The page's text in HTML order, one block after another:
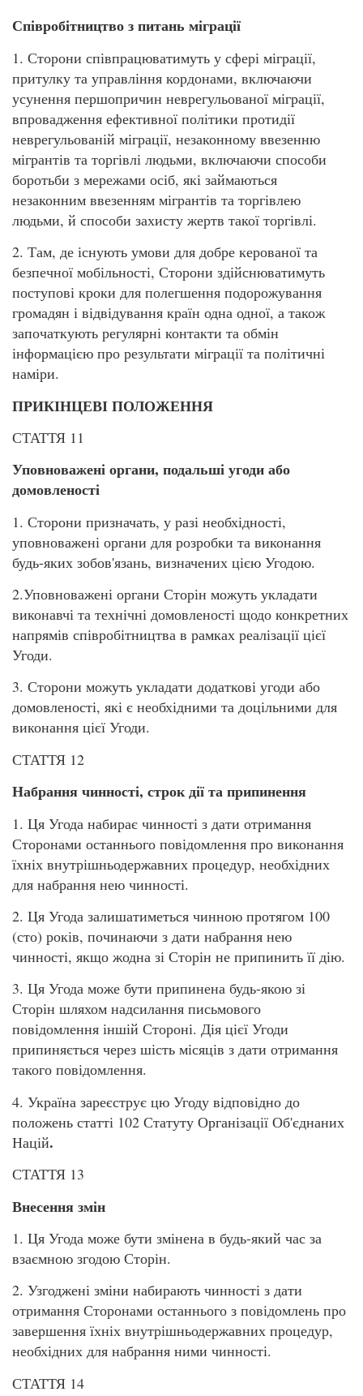
Співробітництво з питань міграції
1. Сторони співпрацюватимуть у сфері міграції,
притулку та управління кордонами, включаючи
усунення першопричин неврегульованої міграції,
впровадження ефективної політики протидії
неврегульованій міграції, незаконному ввезенню
мігрантів та торгівлі людьми, включаючи способи
боротьби з мережами осіб, які займаються
незаконним ввезенням мігрантів та торгівлею
людьми, й способи захисту жертв такої торгівлі.
2. Там, де існують умови для добре керованої та
безпечної мобільності, Сторони здійснюватимуть
поступові кроки для полегшення подорожування
громадян і відвідування країн одна одної, а також
започаткують регулярні контакти та обмін
інформацією про результати міграції та політичні
наміри.
ПРИКІНЦЕВІ ПОЛОЖЕННЯ
СТАТТЯ 11
Уповноважені органи, подальші угоди або
домовленості
1. Сторони призначать, у разі необхідності,
уповноважені органи для розробки та виконання
будь-яких зобов'язань, визначених цією Угодою.
2.Уповноважені органи Сторін можуть укладати
виконавчі та технічні домовленості щодо конкретних
напрямів співробітництва в рамках реалізації цієї
Угоди.
3. Сторони можуть укладати додаткові угоди або
домовленості, які є необхідними та доцільними для
виконання цієї Угоди.
СТАТТЯ 12
Набрання чинності, строк дії та припинення
1. Ця Угода набирає чинності з дати отримання
Сторонами останнього повідомлення про виконання
їхніх внутрішньодержавних процедур, необхідних
для набрання нею чинності.
2. Ця Угода залишатиметься чинною протягом 100
(сто) років, починаючи з дати набрання нею
чинності, якщо жодна зі Сторін не припинить її дію.
3. Ця Угода може бути припинена будь-якою зі
Сторін шляхом надсилання письмового
повідомлення іншій Стороні. Дія цієї Угоди
припиняється через шість місяців з дати отримання
такого повідомлення.
4. Україна зареєструє цю Угоду відповідно до
положень статті 102 Статуту Організації Об'єднаних
Націй.
СТАТТЯ 13
Внесення змін
1. Ця Угода може бути змінена в будь-який час за
взаємною згодою Сторін.
2. Узгоджені зміни набирають чинності з дати
отримання Сторонами останнього з повідомлень про
завершення їхніх внутрішньодержавних процедур,
необхідних для набрання ними чинності.
СТАТТЯ 14